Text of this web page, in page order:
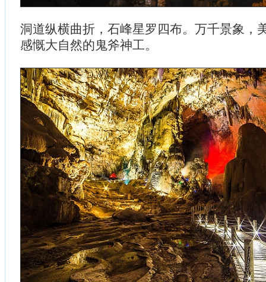
洞道纵横曲折，石峰星罗四布。万千景象，
感慨大自然的鬼斧神工。